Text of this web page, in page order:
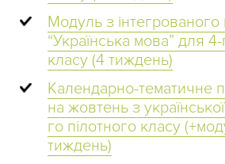
Модуль з інтегрованого
“Українська мова” для
класу (4 тиждень)
Календарно-тематичне
на жовтень з
го пілотного класу
тиждень)